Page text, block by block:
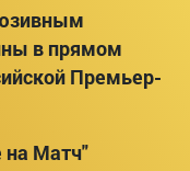
в прямом
Премьер-
на Матч"